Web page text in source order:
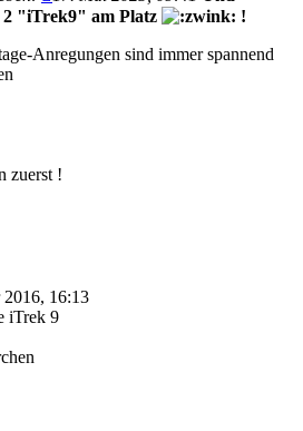
2 "iTrek9" am Platz
!
Anregungen sind immer spannend
zuerst !
2016, 16:13
iTrek 9